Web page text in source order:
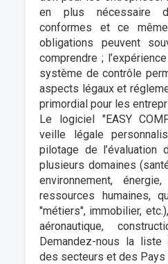
en plus nécessaire
conformes et ce
obligations peuvent
comprendre ;
système de contrôle
aspects légaux et
primordial pour les
Le logiciel "EASY
veille légale
pilotage de l’évaluation
plusieurs domaines
environnement,
ressources humaines,
"métiers", immobilier,
aéronautique,
Demandez-nous la
des secteurs et des Pays